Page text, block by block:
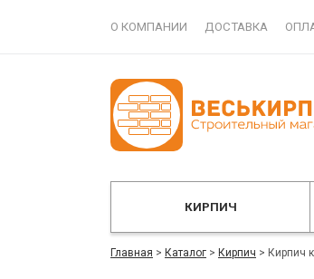
О КОМПАНИИ ДОСТАВКА
КИРПИЧ
Главная > Каталог > Кирпич > Кирпич